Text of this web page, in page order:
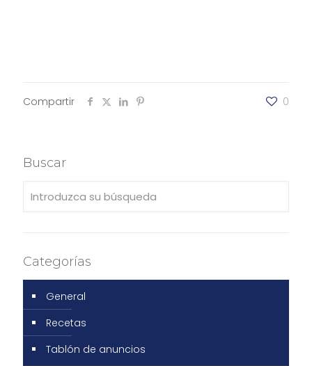
Compartir 0
Buscar
Categorías
General
Recetas
Tablón de anuncios